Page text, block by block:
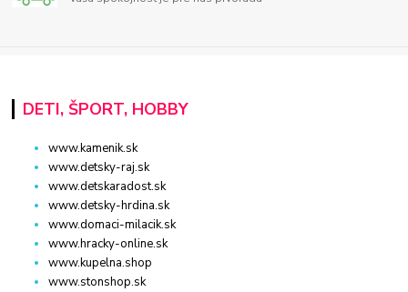
DETI, ŠPORT, HOBBY
www.kamenik.sk
www.detsky-raj.sk
www.detskaradost.sk
www.detsky-hrdina.sk
www.domaci-milacik.sk
www.hracky-online.sk
www.kupelna.shop
www.stonshop.sk